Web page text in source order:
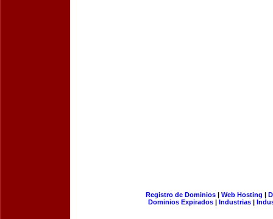
Registro de Dominios| Web Hosting |
Dominios Expirados | Industrias |